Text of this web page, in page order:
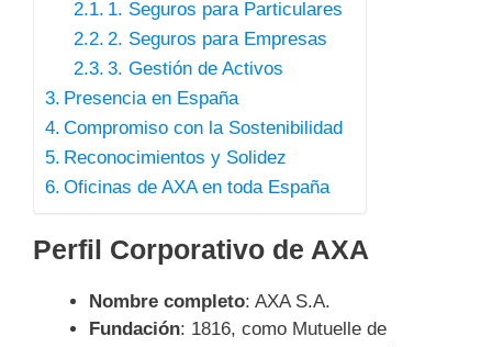
1. Seguros para Particulares
2. Seguros para Empresas
3. Gestión de Activos
Presencia en España
Compromiso con la Sostenibilidad
Reconocimientos y Solidez
Oficinas de AXA en toda España
Perfil Corporativo de AXA
Nombre completo: AXA S.A.
Fundación: 1816, como Mutuelle de